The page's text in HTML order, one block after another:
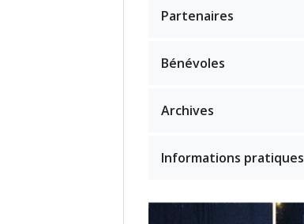
Partenaires
Bénévoles
Archives
Informations pratiques